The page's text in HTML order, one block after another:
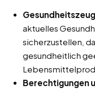
aktuelles
sicherzustellen,
gesundheitlich
Berechtigungen